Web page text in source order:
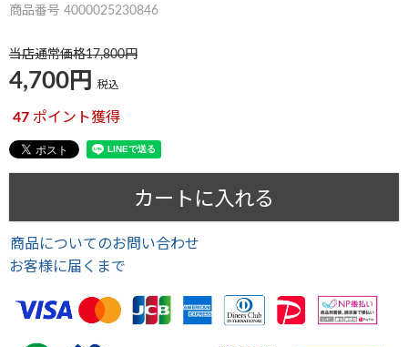
商品番号 4000025230846
当店通常価格17,800
4,700 税込
47 ポイント獲得
カートに入れる
商品についてのお問い合わせ
お客様に届くまで